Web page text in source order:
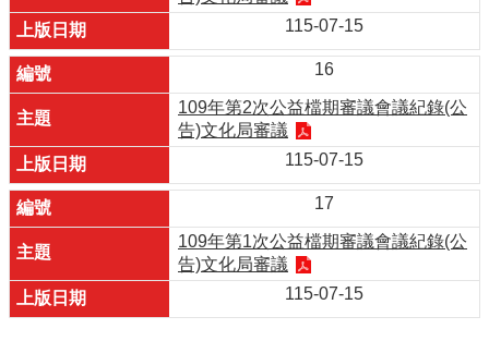
115-07-15
16
109年第2次公益檔期審議會議紀錄(公
告)文化局審議
115-07-15
17
109年第1次公益檔期審議會議紀錄(公
告)文化局審議
115-07-15